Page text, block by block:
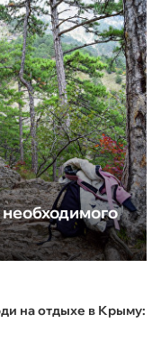
на отдыхе в Крыму: